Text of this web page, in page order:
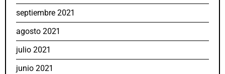
septiembre 2021
agosto 2021
julio 2021
junio 2021